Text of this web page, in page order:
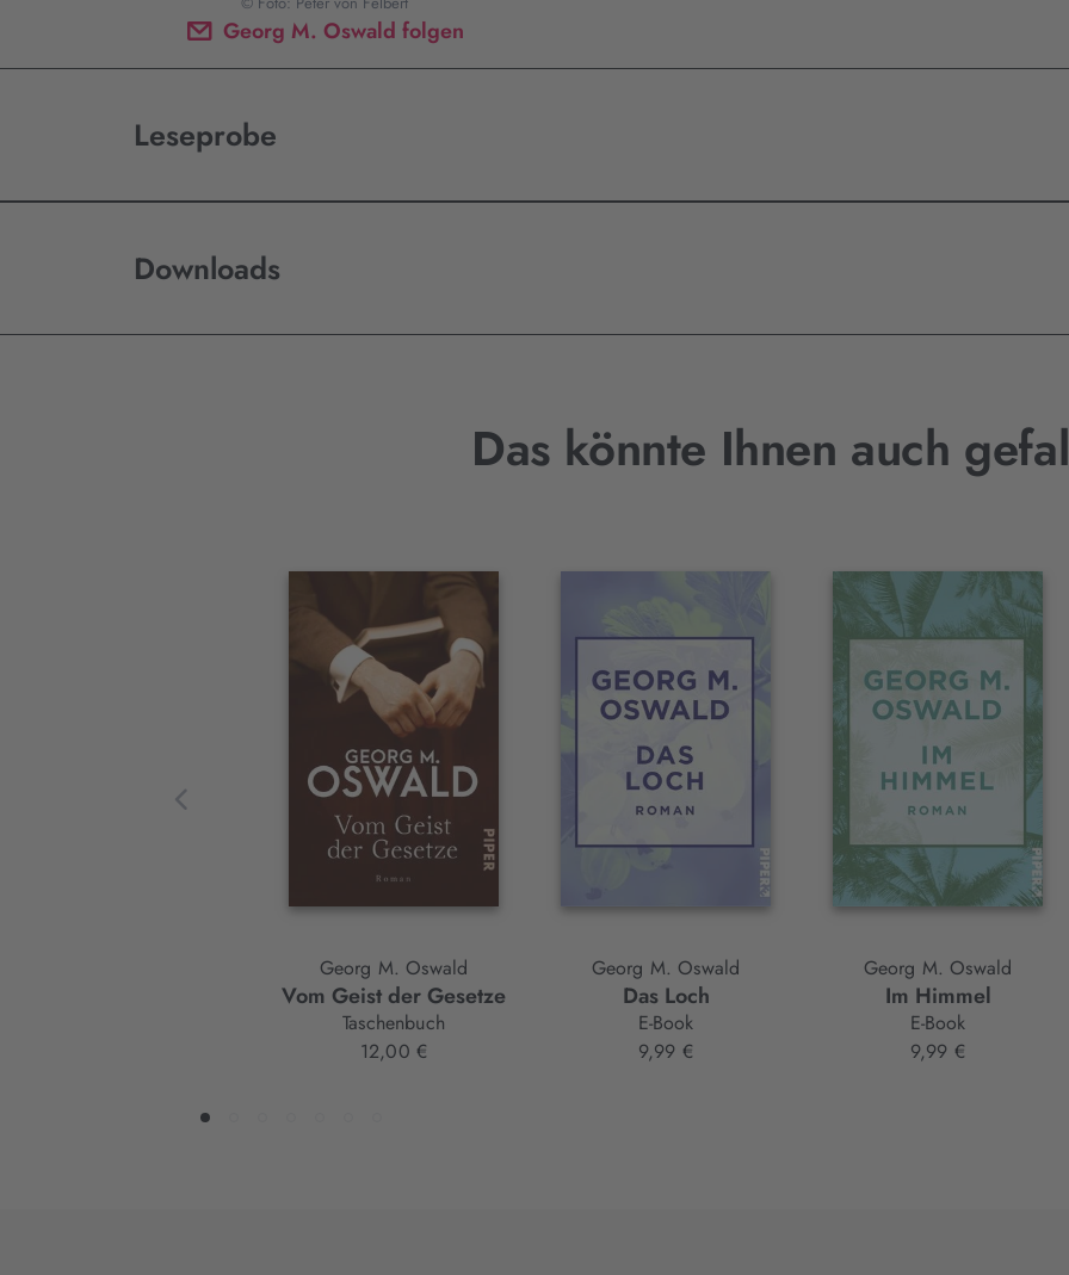
Georg M. Oswald folgen
Leseprobe
Downloads
Das könnte Ihnen auch
Interaktives
Georg M. Oswald
Vom Geist der Gesetze
Taschenbuch
12,00 €
Georg M. Oswald
Das Loch
E-Book
9,99 €
Georg M. Oswald
Im Himmel
E-Book
9,99 €